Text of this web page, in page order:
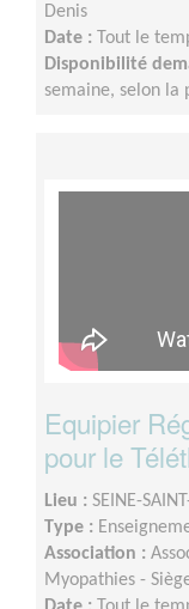
Denis
Date :
Tout le
Disponibilité
semaine, selon la
Equipier
pour le
Lieu : SEINE-
Type :
Association :
Myopathies -